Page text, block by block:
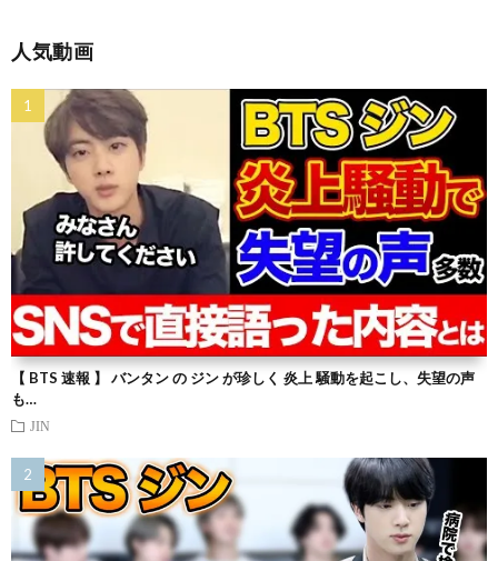
人気動画
【 BTS 速報 】 バンタン の ジン が珍しく 炎上 騒動を起こし、失望の声
も…
JIN